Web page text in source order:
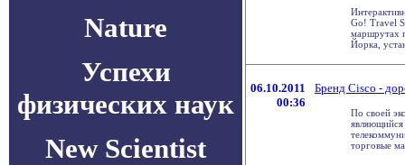
Nature
Успехи
физических наук
New Scientist
Go! Travel
маршрутах
Йорка,
06.10.2011
00:36
Бренд Cisco -
По своей
торговые